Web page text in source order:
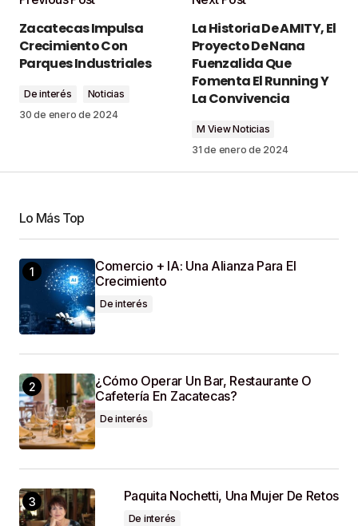
publicada. Los campos obligatorios están
marcados con*
Comment*
Guardar Mi Nombre, Correo Electrónico Y Sitio
Web En Este Navegador Para La Próxima Vez
Que Haga Un Comentario.
SUBMIT COMMENT
Zacatecas Impulsa
Crecimiento Con
Parques Industriales
De interés
Noticias
30 de enero de 2024
La Historia De AMITY, El
Proyecto De Nana
Fuenzalida Que
Fomenta El Running Y
La Convivencia
M View Noticias
31 de enero de 2024
Lo Más Top
Comercio + IA: Una Alianza Para El
Crecimiento
De interés
¿Cómo Operar Un Bar, Restaurante O
Cafetería En Zacatecas?
De interés
Paquita Nochetti, Una Mujer De Retos
De interés